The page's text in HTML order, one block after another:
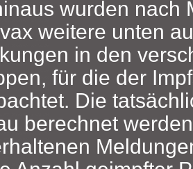
wurden nach
weitere unten
in den
für die der
Die
berechnet